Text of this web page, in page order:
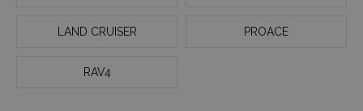
LAND CRUISER PROACE
RAV4